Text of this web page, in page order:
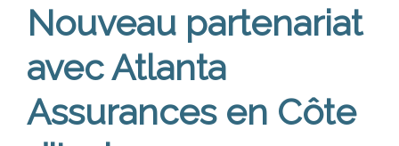
Baloon Solution
Témoignages
Baloon Family
Nouveau partenariat
avec Atlanta
Assurances en Côte